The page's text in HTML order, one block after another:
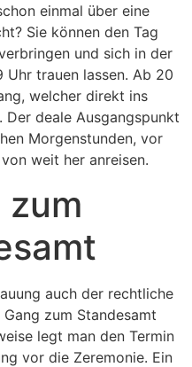
einmal über eine
Sie können den Tag
und sich in der
Uhr trauen lassen. Ab 20
welcher direkt ins
Der deale Ausgangspunkt
Morgenstunden, vor
weit her anreisen.
zum
auch der rechtliche
zum Standesamt
legt man den Termin
vor die Zeremonie. Ein